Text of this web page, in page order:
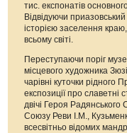
тис. експонатів
Відвідуючи
історією заселення
всьому світі.
Переступаючи поріг
місцевого художника
чарівні куточки рідного
експозиції про славетні
двічі Героя
Союзу Реви І.М.,
всесвітньо відомих